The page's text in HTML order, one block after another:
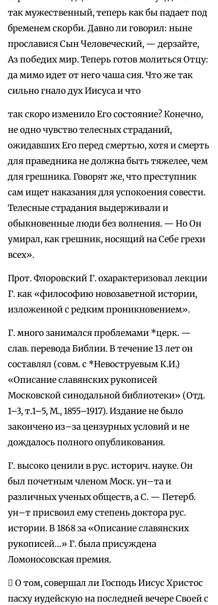
так мужественный, теперь как бы падает под
бременем скорби. Давно ли говорил: ныне
прославися Сын Человеческий, — дерзайте,
Аз победих мир. Теперь готов молиться Отцу:
да мимо идет от него чаша сия. Что же так
сильно гнало дух Иисуса и что
так скоро изменило Его состояние? Конечно,
не одно чувство телесных страданий,
ожидавших Его перед смертью, хотя и смерть
для праведника не должна быть тяжелее, чем
для грешника. Говорят же, что преступник
сам ищет наказания для успокоения совести.
Телесные страдания выдерживали и
обыкновенные люди без волнения. — Но Он
умирал, как грешник, носящий на Себе грехи
всех».
Прот. Флоровский Г. охарактеризовал лекции
Г. как «философию новозаветной истории,
изложенной с редким проникновением».
Г. много занимался проблемами *церк. —
слав. перевода Библии. В течение 13 лет он
составлял (совм. с *Невоструевым К.И.)
«Описание славянских рукописей
Московской синодальной библиотеки» (Отд.
1–3, т.1–5, М., 1855–1917). Издание не было
закончено из–за цензурных условий и не
дождалось полного опубликования.
Г. высоко ценили в рус. историч. науке. Он
был почетным членом Моск. ун–та и
различных ученых обществ, а С. — Петерб.
ун–т присвоил ему степень доктора рус.
истории. В 1868 за «Описание славянских
рукописей…» Г. была присуждена
Ломоносовская премия.
 О том, совершал ли Господь Иисус Христос
пасху иудейскую на последней вечере Своей с